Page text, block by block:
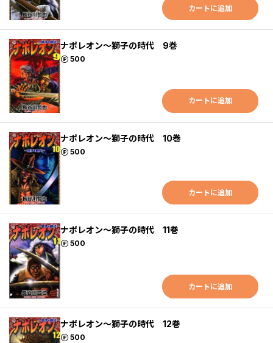
カートに追加
ナポレオン～獅子の時代 9巻
500
ポイント
カートに追加
ナポレオン～獅子の時代 10巻
500
ポイント
カートに追加
ナポレオン～獅子の時代 11巻
500
ポイント
カートに追加
ナポレオン～獅子の時代 12巻
500
ポイント